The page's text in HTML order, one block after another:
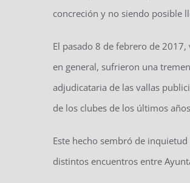
concreción y no siendo posible
El pasado 8 de febrero de
en general, sufrieron una
adjudicataria de las vallas
de los clubes de los últimos
Este hecho sembró de
distintos encuentros entre